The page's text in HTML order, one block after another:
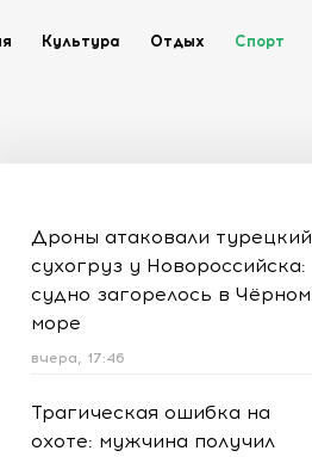
Культура Отдых Спорт
Дроны атаковали турецкий
сухогруз у Новороссийска:
судно загорелось в Чёрном
море
вчера, 17:46
Трагическая ошибка на
охоте: мужчина получил